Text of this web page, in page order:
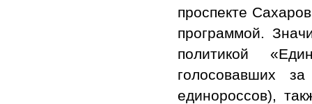
проспекте
программой.
политикой
голосовавших
единороссов),